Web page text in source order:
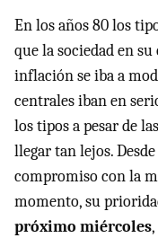
En los años 80 los
que la sociedad en
inflación se iba a
centrales iban en
los tipos a pesar de
llegar tan lejos.
compromiso con la
momento, su
próximo miércoles